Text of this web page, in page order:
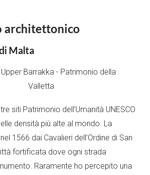
architettonico
Malta
siti Patrimonio dell’Umanità UNESCO
densità più alte al mondo. La
1566 dai Cavalieri dell’Ordine di San
fortificata dove ogni strada
Raramente ho percepito una